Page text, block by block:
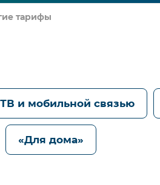
тарифы
и мобильной связью
«Для дома»